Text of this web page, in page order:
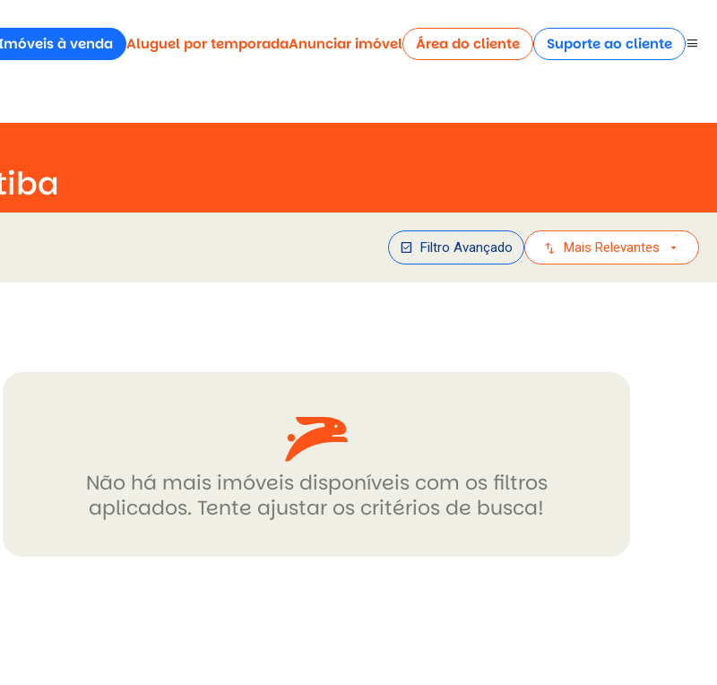
Imóveis à venda Aluguel por temporadaAnunciar imóvel Área do cliente Suporte ao cliente menu
check_box Filtro Avançado swap_vert Mais Relevantes arrow_drop_down
Não há mais imóveis disponíveis com os filtros
aplicados. Tente ajustar os critérios de busca!